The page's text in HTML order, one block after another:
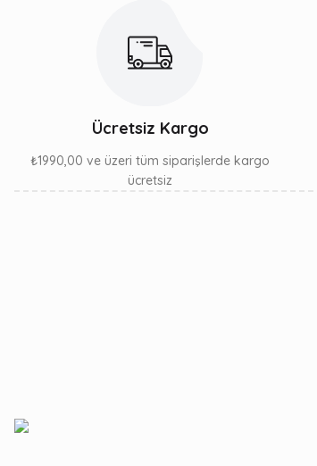
Ücretsiz Kargo
₺1990,00 ve üzeri tüm siparişlerde kargo
ücretsiz